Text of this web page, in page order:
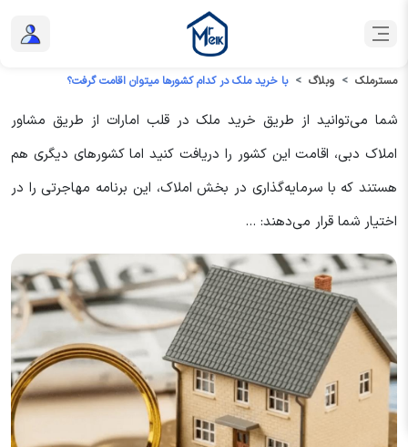
مسترملک وبلاگ با خرید ملک در کدام کشورها میتوان اقامت گرفت؟
شما می‌توانید از طریق خرید ملک در قلب امارات از طریق مشاور
املاک دبی، اقامت این کشور را دریافت کنید اما کشورهای دیگری هم
هستند که با سرمایه‌گذاری در بخش املاک، این برنامه مهاجرتی را در
اختیار شما قرار می‌دهند: ...